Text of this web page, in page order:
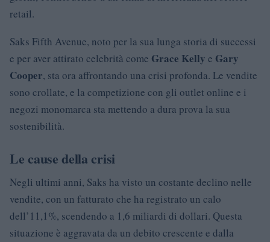
retail.
Saks Fifth Avenue, noto per la sua lunga storia di successi
e per aver attirato celebrità come Grace Kelly e Gary
Cooper, sta ora affrontando una crisi profonda. Le vendite
sono crollate, e la competizione con gli outlet online e i
negozi monomarca sta mettendo a dura prova la sua
sostenibilità.
Le cause della crisi
Negli ultimi anni, Saks ha visto un costante declino nelle
vendite, con un fatturato che ha registrato un calo
dell’11,1%, scendendo a 1,6 miliardi di dollari. Questa
situazione è aggravata da un debito crescente e dalla